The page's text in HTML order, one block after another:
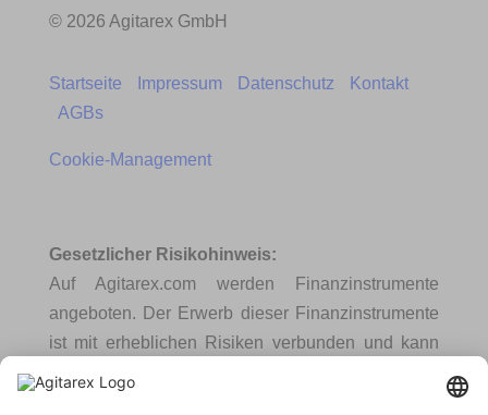
© 2026 Agitarex GmbH
Startseite Impressum Datenschutz
Kontakt
AGBs
Cookie-Management
Gesetzlicher Risikohinweis:
Auf Agitarex.com werden Finanzinstrumente
angeboten. Der Erwerb dieser Finanzinstrumente
ist mit erheblichen Risiken verbunden und kann
zum vollständigen Verlust des eingesetzten